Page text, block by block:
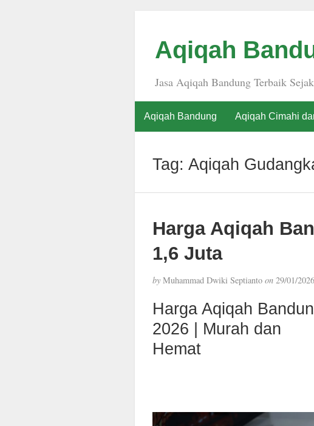
Aqiqah
Jasa Aqiqah Bandung Terbaik
Aqiqah Bandung Aqiqah Cimahi
Tag: Aqiqah
Harga Aqiqah
1,6 Juta
byMuhammad Dwiki Septianto on29/01/2026
Harga Aqiqah
2026 | Murah dan
Hemat